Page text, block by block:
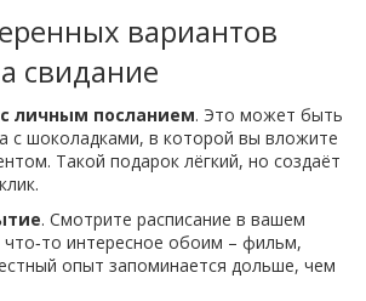
вариантов
свидание
личным посланием. Это может быть
с шоколадками, в которой вы вложите
Такой подарок лёгкий, но создаёт
. Смотрите расписание в вашем
интересное обоим – фильм,
опыт запоминается дольше, чем